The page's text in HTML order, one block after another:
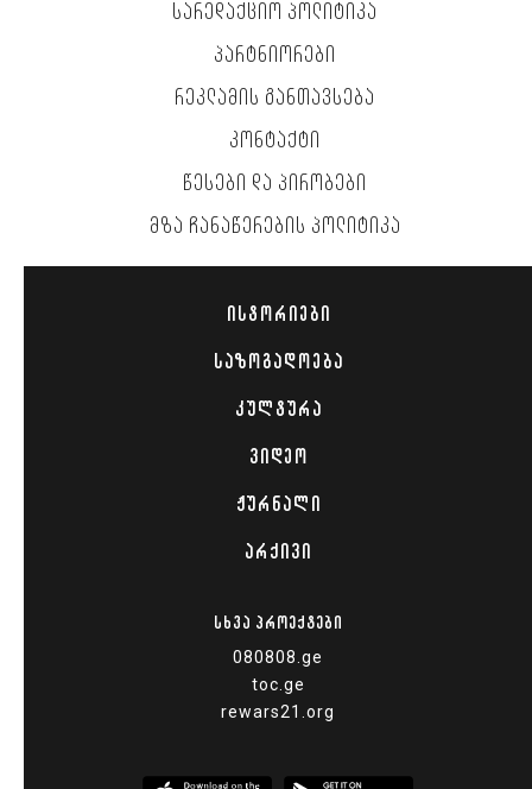
ᲡᲐᲠᲔᲓᲐᲥᲪᲘᲝ ᲞᲝᲚᲘᲢᲘᲙᲐ
ᲞᲐᲠᲢᲜᲘᲝᲠᲔᲑᲘ
ᲠᲔᲙᲚᲐᲛᲘᲡ ᲒᲐᲜᲗᲐᲕᲡᲔᲑᲐ
ᲙᲝᲜᲢᲐᲥᲢᲘ
ᲬᲔᲡᲔᲑᲘ ᲓᲐ ᲞᲘᲠᲝᲑᲔᲑᲘ
ᲛᲖᲐ ᲩᲐᲜᲐᲬᲔᲠᲔᲑᲘᲡ ᲞᲝᲚᲘᲢᲘᲙᲐ
ᲘᲡᲢᲝᲠᲘᲔᲑᲘ
ᲡᲐᲖᲝᲒᲐᲓᲝᲔᲑᲐ
ᲙᲣᲚᲢᲣᲠᲐ
ᲕᲘᲓᲔᲝ
ᲟᲣᲠᲜᲐᲚᲘ
ᲐᲠᲥᲘᲕᲘ
ᲡᲮᲕᲐ ᲞᲠᲝᲔᲥᲢᲔᲑᲘ
080808.ge
toc.ge
rewars21.org